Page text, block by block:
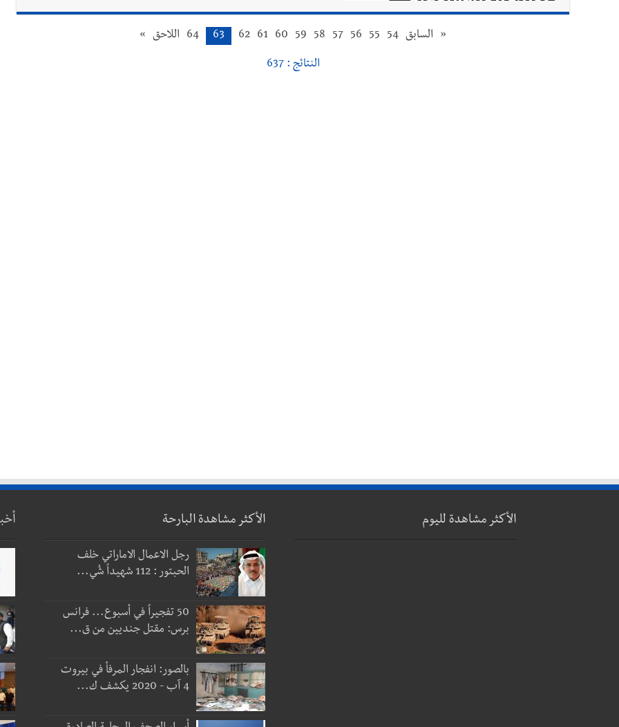
« السابق 54
55
56
57
58
59
60
61
62
63
64 اللاحق »
النتائج : 637
الأكثر مشاهدة لليوم الأكثر مشاهدة البارحة
رجل الاعمال الاماراتي خلف
الحبتور : 112 شهيداً شُي...
50 تفجيراً في أسبوع... فرانس
برس: مقتل جنديين من ق...
بالصور: انفجار المرفأ في بيروت
4 آب - 2020 يكشف ك...